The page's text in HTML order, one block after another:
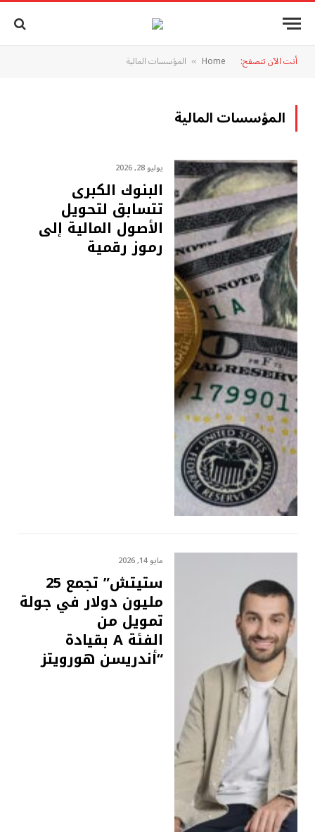
أنت الآن تتصفح: Home
» المؤسسات المالية
المؤسسات المالية
يوليو 28, 2026
البنوك الكبرى
تتسابق لتحويل
الأصول المالية إلى
رموز رقمية
مايو 14, 2026
ستيتش” تجمع 25
مليون دولار في جولة
تمويل من
الفئة A بقيادة
“أندريسن هورويتز